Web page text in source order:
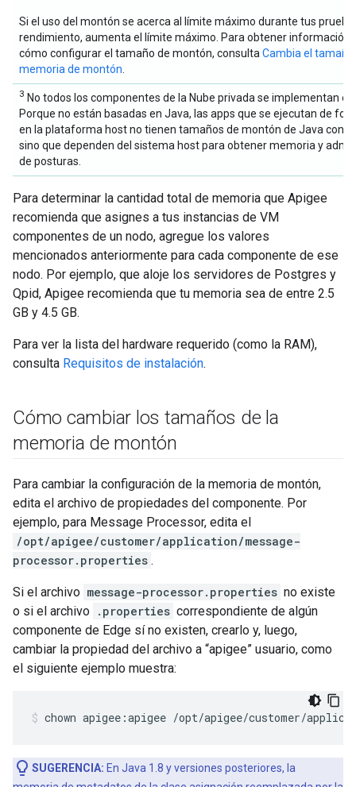
Si el uso del montón se acerca al límite máximo durante tus
rendimiento, aumenta el límite máximo. Para obtener información
cómo configurar el tamaño de montón, consulta Cambia el tamaño
memoria de montón
3 No todos los componentes de la Nube privada se implementan
Porque no están basadas en Java, las apps que se ejecutan de
en la plataforma host no tienen tamaños de montón de Java
sino que dependen del sistema host para obtener memoria y
de posturas.
Para determinar la cantidad total de memoria que Apigee
recomienda que asignes a tus instancias de VM
componentes de un nodo, agregue los valores
mencionados anteriormente para cada componente de ese
nodo. Por ejemplo, que aloje los servidores de Postgres y
Qpid, Apigee recomienda que tu memoria sea de entre 2.5
GB y 4.5 GB.
Para ver la lista del hardware requerido (como la RAM),
consulta Requisitos de instalación.
Cómo cambiar los tamaños de la
memoria de montón
Para cambiar la configuración de la memoria de montón,
edita el archivo de propiedades del componente. Por
ejemplo, para Message Processor, edita el
/opt/apigee/customer/application/message-
processor.properties .
Si el archivo message-processor.properties no existe
o si el archivo .properties correspondiente de algún
componente de Edge sí no existen, crearlo y, luego,
cambiar la propiedad del archivo a “apigee” usuario, como
el siguiente ejemplo muestra:
chown apigee:apigee /opt/apigee/customer/
SUGERENCIA: En Java 1.8 y versiones posteriores, la